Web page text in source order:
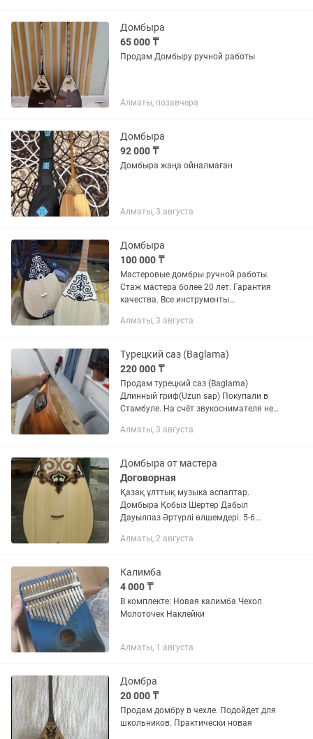
Домбыра
65 000 ₸
Продам Домбыру ручной работы
Алматы, позавчера
Домбыра
92 000 ₸
Домбыра жаңа ойналмаған
Алматы, 3 августа
Домбыра
100 000 ₸
Мастеровые домбры ручной работы.
Стаж мастера более 20 лет. Гарантия
качества. Все инструменты
подготовленных к обработке
работе...
Алматы, 3 августа
Турецкий саз (Baglama)
220 000 ₸
Продам турецкий саз (Baglama)
Длинный гриф(Uzun sap) Покупали в
Стамбуле. На счёт звукоснимателя не
подключался.
Алматы, 3 августа
Домбыра от мастера
Договорная
Қазақ ұлттық музыка аспаптар.
Домбыра Қобыз Шертер Дабыл
Дауылпаз Әртүрлі өлшемдері. 5-6
Ремонт та жасаймыз Егер домбыраңыз
Алматы, 2 августа
Калимба
4 000 ₸
В комплекте: Новая калимба Чехол
Молоточек Наклейки
Алматы, 1 августа
Домбра
20 000 ₸
Продам домбру в чехле. Подойдет для
школьников. Практически новая